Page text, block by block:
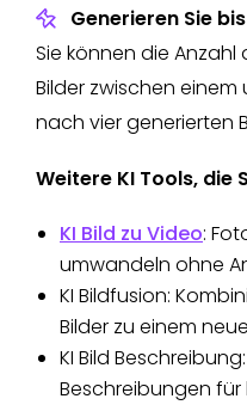
Generieren Sie
Sie können die
Bilder zwischen einem
nach vier generierten
Weitere KI Tools, die
KI Bild zu Video:
umwandeln ohne
KI Bildfusion:
Bilder zu einem
KI Bild
Beschreibungen